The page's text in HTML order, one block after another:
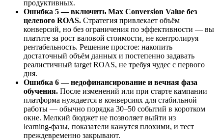
продуктивных.
Ошибка 5 — включить Max Conversion Value без
целевого ROAS. Стратегия привлекает объём
конверсий, но без ограничения по эффективности — вы
платите за рост валовой стоимости, не контролируя
рентабельность. Решение простое: накопить
достаточный объём данных и постепенно задавать
реалистичный target ROAS, не требуя чудес с первого
дня.
Ошибка 6 — недофинансирование и вечная фаза
обучения. После изменений или при старте кампании
платформа нуждается в конверсиях для стабильной
работы — обычно порядка 30–50 событий в коротком
окне. Мелкий бюджет не позволяет выйти из
learning‑фазы, показатели кажутся плохими, и тест
преждевременно закрывают.